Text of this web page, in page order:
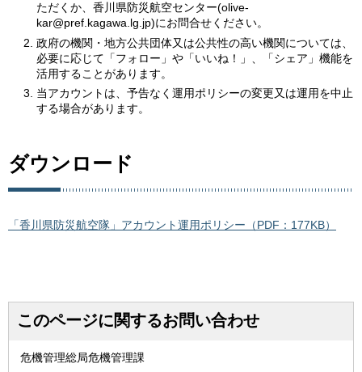
ただくか、香川県防災航空センター(olive-
kar@pref.kagawa.lg.jp)にお問合せください。
政府の機関・地方公共団体又は公共性の高い機関については、
必要に応じて「フォロー」や「いいね！」、「シェア」機能を
活用することがあります。
当アカウントは、予告なく運用ポリシーの変更又は運用を中止
する場合があります。
ダウンロード
「香川県防災航空隊」アカウント運用ポリシー（PDF：177KB）
このページに関するお問い合わせ
危機管理総局危機管理課